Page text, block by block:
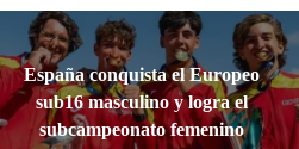
España conquista el Europeo
sub16 masculino y logra el
subcampeonato femenino